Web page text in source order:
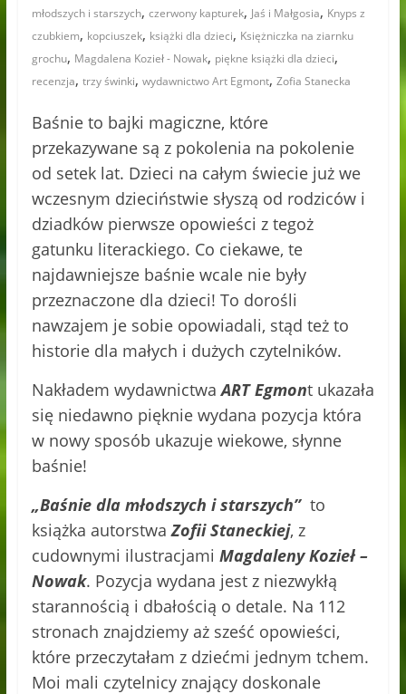
młodszych i starszych, czerwony kapturek, Jaś i Małgosia, Knyps z
czubkiem, kopciuszek, książki dla dzieci, Księżniczka na ziarnku
grochu, Magdalena Kozieł - Nowak, piękne książki dla dzieci,
recenzja, trzy świnki, wydawnictwo Art Egmont, Zofia Stanecka
Baśnie to bajki magiczne, które
przekazywane są z pokolenia na pokolenie
od setek lat. Dzieci na całym świecie już we
wczesnym dzieciństwie słyszą od rodziców i
dziadków pierwsze opowieści z tegoż
gatunku literackiego. Co ciekawe, te
najdawniejsze baśnie wcale nie były
przeznaczone dla dzieci! To dorośli
nawzajem je sobie opowiadali, stąd też to
historie dla małych i dużych czytelników.
Nakładem wydawnictwa ART Egmont ukazała
się niedawno pięknie wydana pozycja która
w nowy sposób ukazuje wiekowe, słynne
baśnie!
„Baśnie dla młodszych i starszych” to
książka autorstwaZofii Staneckiej, z
cudownymi ilustracjami Magdaleny Kozieł –
Nowak. Pozycja wydana jest z niezwykłą
starannością i dbałością o detale. Na 112
stronach znajdziemy aż sześć opowieści,
które przeczytałam z dziećmi jednym tchem.
Moi mali czytelnicy znający doskonale